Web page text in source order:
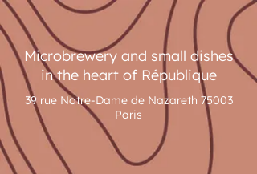
Microbrewery and small dishes
in the heart of République
39 rue Notre-Dame de Nazareth 75003
Paris